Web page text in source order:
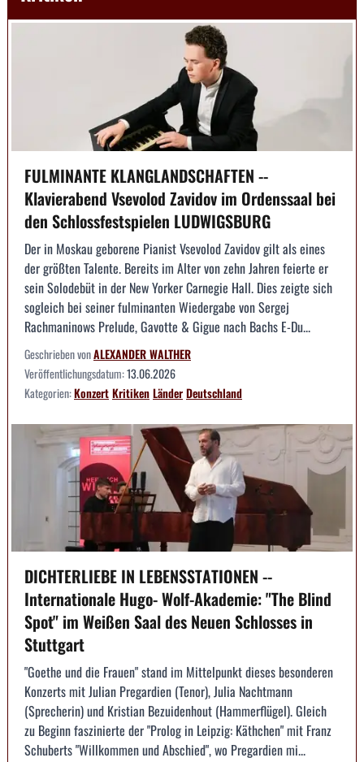
FULMINANTE KLANGLANDSCHAFTEN --
Klavierabend Vsevolod Zavidov im Ordenssaal bei
den Schlossfestspielen LUDWIGSBURG
Der in Moskau geborene Pianist Vsevolod Zavidov gilt als eines
der größten Talente. Bereits im Alter von zehn Jahren feierte er
sein Solodebüt in der New Yorker Carnegie Hall. Dies zeigte sich
sogleich bei seiner fulminanten Wiedergabe von Sergej
Rachmaninows Prelude, Gavotte & Gigue nach Bachs E-Du...
Geschrieben vonALEXANDER WALTHER
Veröffentlichungsdatum:13.06.2026
Kategorien:KonzertKritikenLänderDeutschland
DICHTERLIEBE IN LEBENSSTATIONEN --
Internationale Hugo- Wolf-Akademie: "The Blind
Spot" im Weißen Saal des Neuen Schlosses in
Stuttgart
"Goethe und die Frauen" stand im Mittelpunkt dieses besonderen
Konzerts mit Julian Pregardien (Tenor), Julia Nachtmann
(Sprecherin) und Kristian Bezuidenhout (Hammerflügel). Gleich
zu Beginn faszinierte der "Prolog in Leipzig: Käthchen" mit Franz
Schuberts "Willkommen und Abschied", wo Pregardien mi...